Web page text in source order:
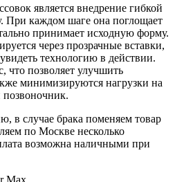
является внедрение гибкой
При каждом шаге она поглощает
принимает исходную форму.
через прозрачные вставки,
технологию в действии.
что позволяет улучшить
минимизируются нагрузки на
в случае брака поменяем товар
по Москве несколько
возможна наличными при
Max